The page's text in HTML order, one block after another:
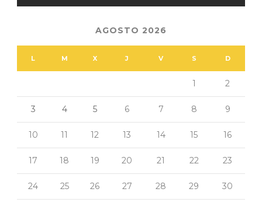
AGOSTO 2026
L M X J V S D
1 2
3 4 5 6 7 8 9
10 11 12 13 14 15 16
17 18 19 20 21 22 23
24 25 26 27 28 29 30